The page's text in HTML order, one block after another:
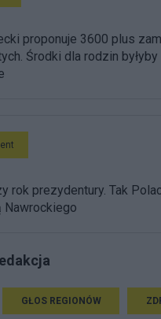
proponuje 3600 plus
Środki dla rodzin byłyby
rok prezydentury. Tak
Nawrockiego
GŁOS REGIONÓW